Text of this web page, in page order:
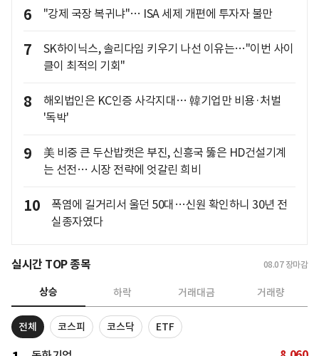
6 "강제 국장 복귀냐"… ISA 세제 개편에 투자자 불만
7
SK하이닉스, 솔리다임 키우기 나선 이유는…"이번 사이
클이 최적의 기회"
8
해외법인은 KC인증 사각지대… 韓기업만 비용·처벌
'독박'
9
美 비중 큰 두산밥캣은 부진, 신흥국 뚫은 HD건설기계
는 선전… 시장 전략에 엇갈린 희비
10
폭염에 길거리서 울던 50대…신원 확인하니 30년 전
실종자였다
실시간 TOP 종목 08.07 장마감
상승 하락 거래대금 거래량
전체 코스피 코스닥 ETF